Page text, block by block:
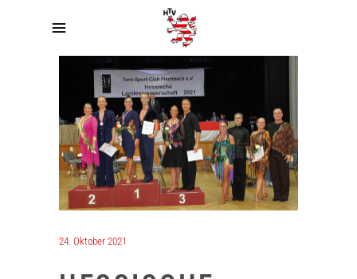
24. Oktober 2021